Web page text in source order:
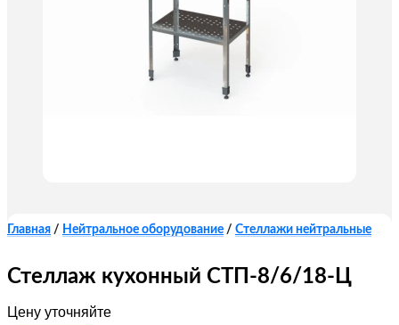
Главная / Нейтральное оборудование / Стеллажи нейтральные
Стеллаж кухонный СТП-8/6/18-Ц
Цену уточняйте